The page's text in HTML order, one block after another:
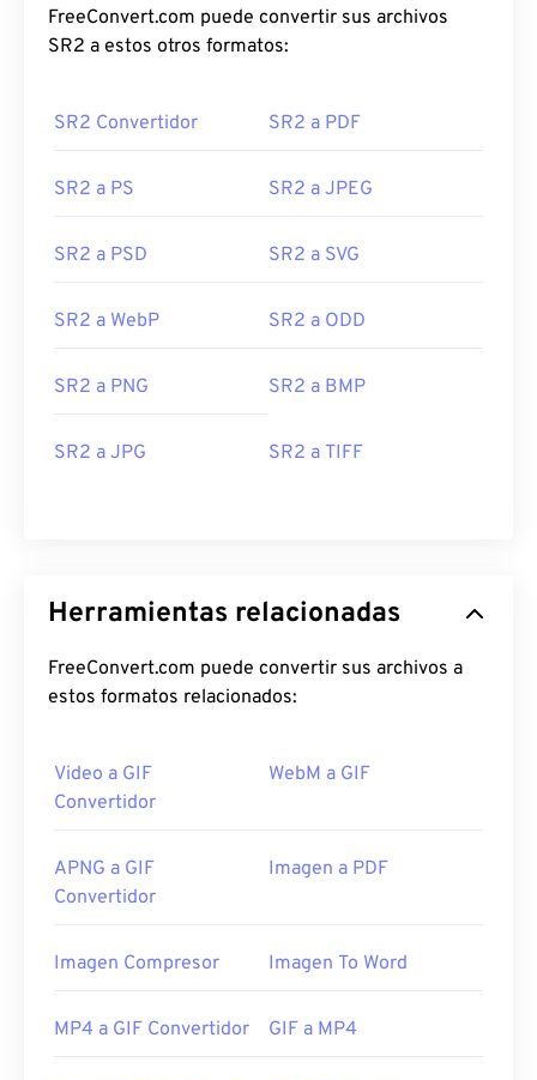
FreeConvert.com puede convertir sus archivos
SR2 a estos otros formatos:
SR2 Convertidor SR2 a PDF
SR2 a PS SR2 a JPEG
SR2 a PSD SR2 a SVG
SR2 a WebP SR2 a ODD
SR2 a PNG SR2 a BMP
SR2 a JPG SR2 a TIFF
Herramientas relacionadas
FreeConvert.com puede convertir sus archivos a
estos formatos relacionados:
Video a GIF
Convertidor
WebM a GIF
APNG a GIF
Convertidor
Imagen a PDF
Imagen Compresor Imagen To Word
MP4 a GIF Convertidor GIF a MP4